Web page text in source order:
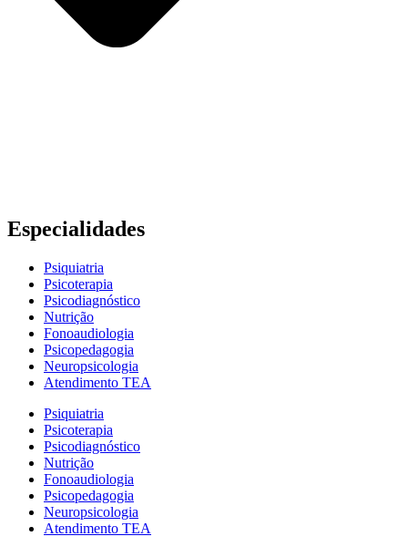
Especialidades
Psiquiatria
Psicoterapia
Psicodiagnóstico
Nutrição
Fonoaudiologia
Psicopedagogia
Neuropsicologia
Atendimento TEA
Psiquiatria
Psicoterapia
Psicodiagnóstico
Nutrição
Fonoaudiologia
Psicopedagogia
Neuropsicologia
Atendimento TEA